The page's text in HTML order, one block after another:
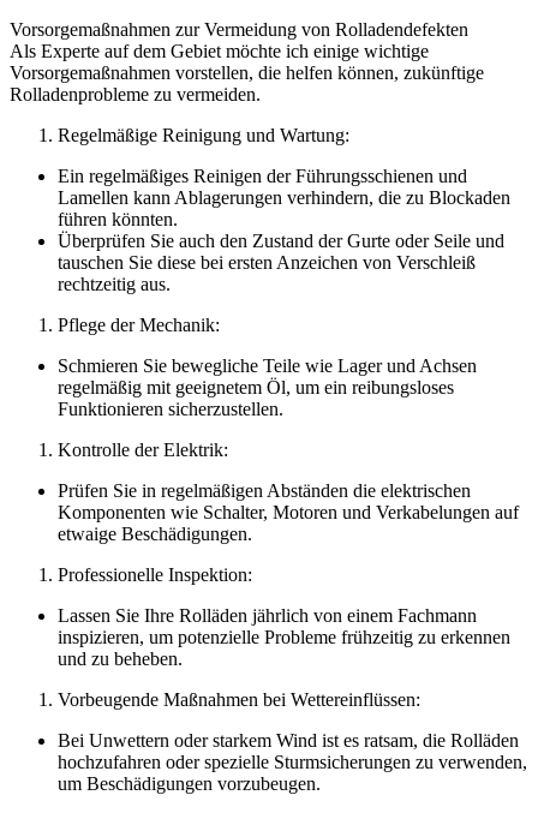
Vorsorgemaßnahmen zur Vermeidung von Rolladendefekten
Als Experte auf dem Gebiet möchte ich einige wichtige
Vorsorgemaßnahmen vorstellen, die helfen können, zukünftige
Rolladenprobleme zu vermeiden.
Regelmäßige Reinigung und Wartung:
Ein regelmäßiges Reinigen der Führungsschienen und
Lamellen kann Ablagerungen verhindern, die zu Blockaden
führen könnten.
Überprüfen Sie auch den Zustand der Gurte oder Seile und
tauschen Sie diese bei ersten Anzeichen von Verschleiß
rechtzeitig aus.
Pflege der Mechanik:
Schmieren Sie bewegliche Teile wie Lager und Achsen
regelmäßig mit geeignetem Öl, um ein reibungsloses
Funktionieren sicherzustellen.
Kontrolle der Elektrik:
Prüfen Sie in regelmäßigen Abständen die elektrischen
Komponenten wie Schalter, Motoren und Verkabelungen auf
etwaige Beschädigungen.
Professionelle Inspektion:
Lassen Sie Ihre Rolläden jährlich von einem Fachmann
inspizieren, um potenzielle Probleme frühzeitig zu erkennen
und zu beheben.
Vorbeugende Maßnahmen bei Wettereinflüssen:
Bei Unwettern oder starkem Wind ist es ratsam, die Rolläden
hochzufahren oder spezielle Sturmsicherungen zu verwenden,
um Beschädigungen vorzubeugen.